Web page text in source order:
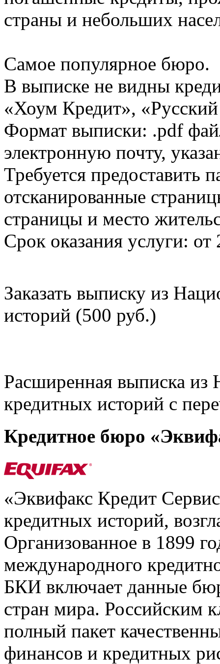
страны и небольших
Самое популярное бюро.
В выписке не видны
«Хоум Кредит»,
Формат выписки: .pdf
электронную почту,
Требуется предоставить
отсканированные
страницы и место
Срок оказания услуги: от
Заказать выписку из
историй (500 руб.)
Расширенная выписка из
кредитных историй с
Кредитное бюро
«Эквифакс Кредит
кредитных историй,
Организованное в 1899
международного
БКИ включает данные
стран мира. Российским
полный пакет
финансов и кредитных